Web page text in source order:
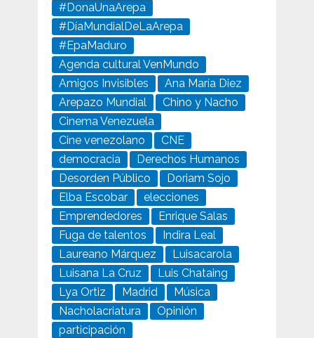
#DonaUnaArepa
#DíaMundialDeLaArepa
#EpaMaduro
Agenda cultural VenMundo
Amigos Invisibles
Ana María Diez
Arepazo Mundial
Chino y Nacho
Cinema Venezuela
Cine venezolano
CNE
democracia
Derechos Humanos
Desorden Público
Doriam Sojo
Elba Escobar
elecciones
Emprendedores
Enrique Salas
Fuga de talentos
Indira Leal
Laureano Márquez
Luisacarola
Luisana La Cruz
Luis Chataing
Lya Ortiz
Madrid
Música
Nacholacriatura
Opinión
participación